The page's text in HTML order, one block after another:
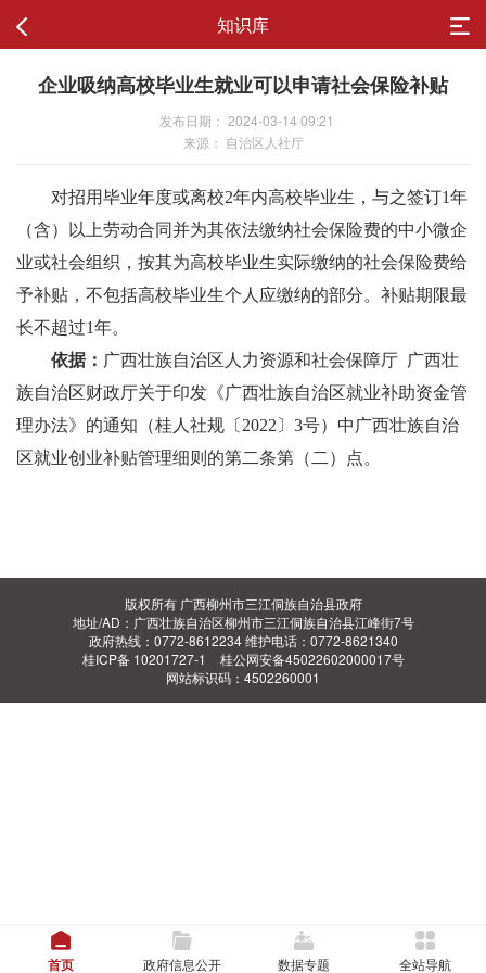
知识库
企业吸纳高校毕业生就业可以申请社会保险补贴
发布日期： 2024-03-14 09:21
来源： 自治区人社厅
对招用毕业年度或离校2年内高校毕业生，与之签订1年
（含）以上劳动合同并为其依法缴纳社会保险费的中小微企
业或社会组织，按其为高校毕业生实际缴纳的社会保险费给
予补贴， 不包括高校毕业生个人应缴纳的部分。 补贴期限最
长不超过1年。
依据： 广西壮族自治区人力资源和社会保障厅 广西壮
族自治区财政厅关于印发《广西壮族自治区就业补助资金管
理办法》的通知（桂人社规〔2022〕3号）中广西壮族自治
区就业创业补贴管理细则的第二条第（二）点。
版权所有 广西柳州市三江侗族自治县政府
地址/AD：广西壮族自治区柳州市三江侗族自治县江峰街7号
政府热线：0772-8612234 维护电话：0772-8621340
桂ICP备 10201727-1
桂公网安备45022602000017号
网站标识码：4502260001
首页 政府信息公开 数据专题 全站导航